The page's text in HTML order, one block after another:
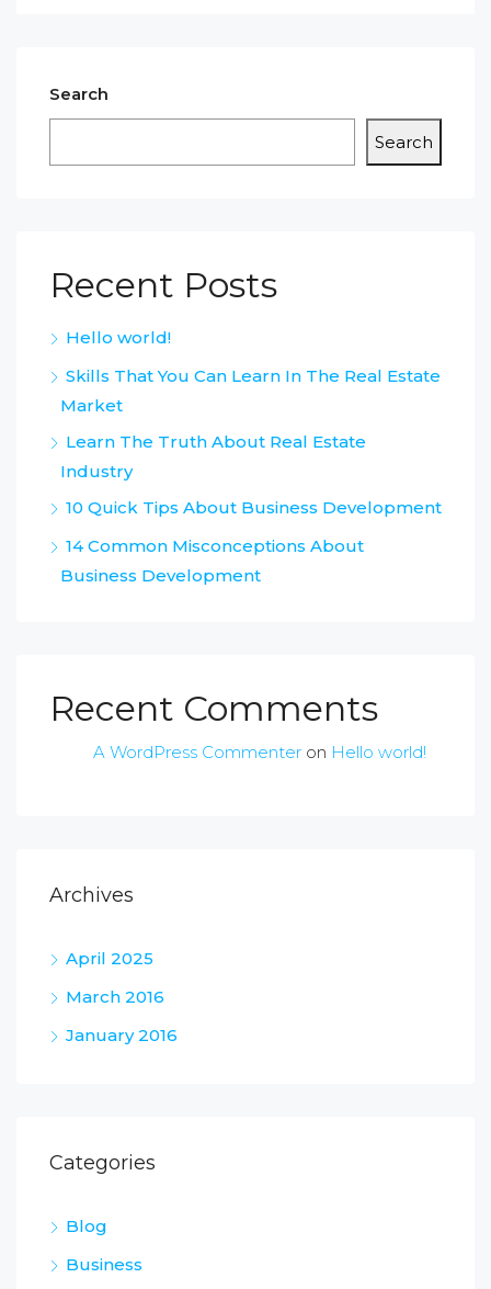
Search
Search
Recent Posts
Hello world!
Skills That You Can Learn In The Real Estate
Market
Learn The Truth About Real Estate
Industry
10 Quick Tips About Business Development
14 Common Misconceptions About
Business Development
Recent Comments
A WordPress Commenter on Hello world!
Archives
April 2025
March 2016
January 2016
Categories
Blog
Business